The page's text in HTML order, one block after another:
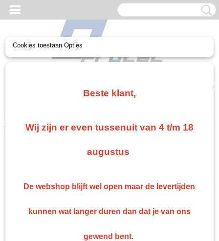
(0)
Home
ontvetter Solventbasis
Cookies toestaan Opties
Beste klant,
Wij zijn er even tussenuit van 4 t/m 18
augustus
De webshop blijft wel open maar de levertijden
kunnen wat langer duren dan dat je van ons
gewend bent.